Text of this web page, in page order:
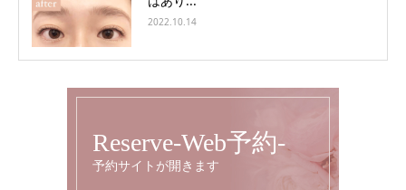
2022.10.14
Reserve-Web予約-
予約サイトが開きます